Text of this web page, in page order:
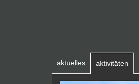
aktuelles aktivitäten